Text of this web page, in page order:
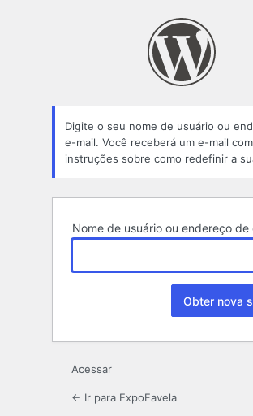
Digite o seu nome de usuário ou
e-mail. Você receberá um e-mail com
instruções sobre como redefinir a
Nome de usuário ou endereço de
Acessar
← Ir para ExpoFavela